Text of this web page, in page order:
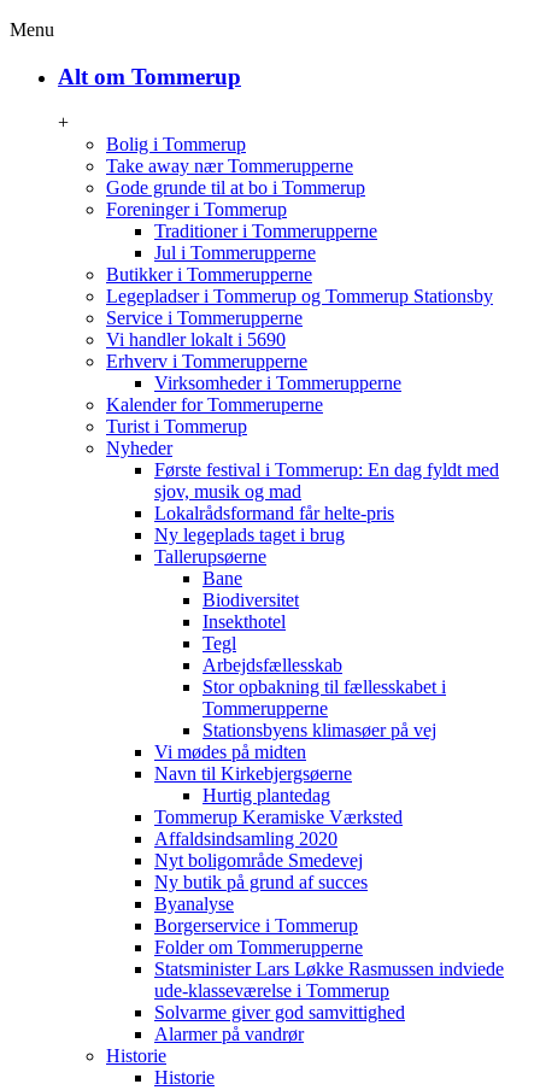
Menu
Alt om Tommerup
+
Bolig i Tommerup
Take away nær Tommerupperne
Gode grunde til at bo i Tommerup
Foreninger i Tommerup
Traditioner i Tommerupperne
Jul i Tommerupperne
Butikker i Tommerupperne
Legepladser i Tommerup og Tommerup Stationsby
Service i Tommerupperne
Vi handler lokalt i 5690
Erhverv i Tommerupperne
Virksomheder i Tommerupperne
Kalender for Tommeruperne
Turist i Tommerup
Nyheder
Første festival i Tommerup: En dag fyldt med
sjov, musik og mad
Lokalrådsformand får helte-pris
Ny legeplads taget i brug
Tallerupsøerne
Bane
Biodiversitet
Insekthotel
Tegl
Arbejdsfællesskab
Stor opbakning til fællesskabet i
Tommerupperne
Stationsbyens klimasøer på vej
Vi mødes på midten
Navn til Kirkebjergsøerne
Hurtig plantedag
Tommerup Keramiske Værksted
Affaldsindsamling 2020
Nyt boligområde Smedevej
Ny butik på grund af succes
Byanalyse
Borgerservice i Tommerup
Folder om Tommerupperne
Statsminister Lars Løkke Rasmussen indviede
ude-klasseværelse i Tommerup
Solvarme giver god samvittighed
Alarmer på vandrør
Historie
Historie